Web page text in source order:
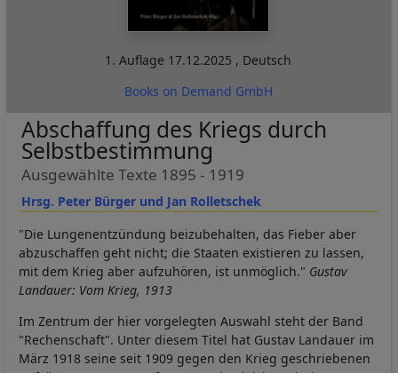
1. Auflage 17.12.2025 , Deutsch
Books on Demand GmbH
Hrsg. Peter Bürger und Jan Rolletschek
Abschaffung des Kriegs durch
Selbstbestimmung
Ausgewählte Texte 1895 - 1919
"Die Lungenentzündung beizubehalten, das Fieber aber
abzuschaffen geht nicht; die Staaten existieren zu lassen,
mit dem Krieg aber aufzuhören, ist unmöglich." Gustav
Landauer: Vom Krieg, 1913
Im Zentrum der hier vorgelegten Auswahl steht der Band
"Rechenschaft". Unter diesem Titel hat Gustav Landauer im
März 1918 seine seit 1909 gegen den Krieg geschriebenen